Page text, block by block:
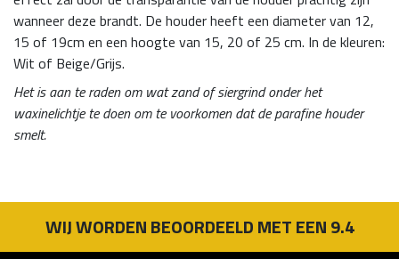
wanneer deze brandt. De houder heeft een diameter van 12,
15 of 19cm en een hoogte van 15, 20 of 25 cm. In de kleuren:
Wit of Beige/Grijs.
Het is aan te raden om wat zand of siergrind onder het
waxinelichtje te doen om te voorkomen dat de parafine houder
smelt.
WIJ WORDEN BEOORDEELD MET EEN 9.4